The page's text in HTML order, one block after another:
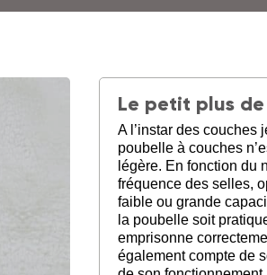
Le petit plus
A l’instar des couches
poubelle à couches
légère. En fonction du
fréquence des selles,
faible ou grande
la poubelle soit
emprisonne
également compte de